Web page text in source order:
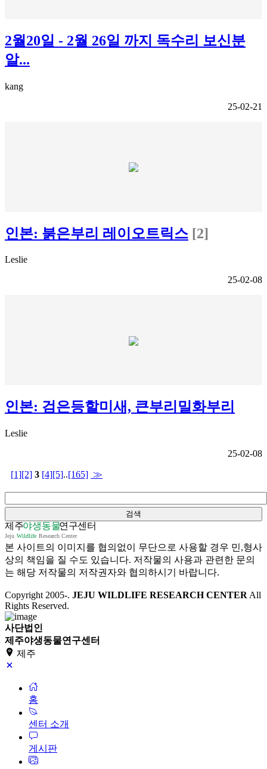
2월20일 - 2월 26일 까지 독수리 보신분
알...
kang
25-02-21
인본: 붉은부리 레이오트릭스 [2]
Leslie
25-02-08
인본: 검은등할미새, 큰부리밀화부리
Leslie
25-02-08
[1][2] 3 [4][5]..[165] ≫
본 사이트의 이미지를 협의없이 무단으로 사용할 경우 민,형사
상의 책임을 질 수도 있습니다. 저작물의 사용과 관련한 문의
는 해당 저작물의 저작권자와 협의하시기 바랍니다.
Copyright 2005-. JEJU WILDLIFE RESEARCH CENTER All
Rights Reserved.
사단법인
제주야생동물연구센터
제주
홈
센터 소개
게시판